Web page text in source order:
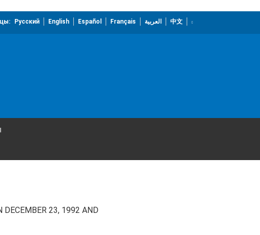
Русский English Español Français العربية 中文
DECEMBER 23, 1992 AND